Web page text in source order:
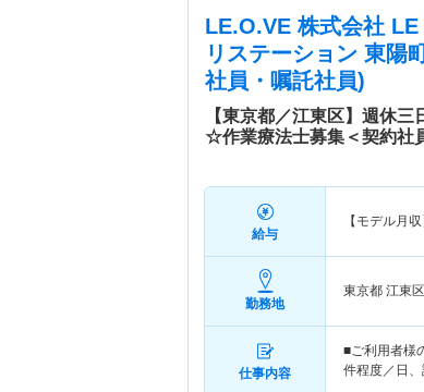
LE.O.VE 株式会社
リステーション 東陽
社員・嘱託社員)
【東京都／江東区】週休
☆作業療法士募集＜契約社
給与
【モデル月収
勤務地
東京都 江東区
仕事内容
■ご利用者様
件程度／日